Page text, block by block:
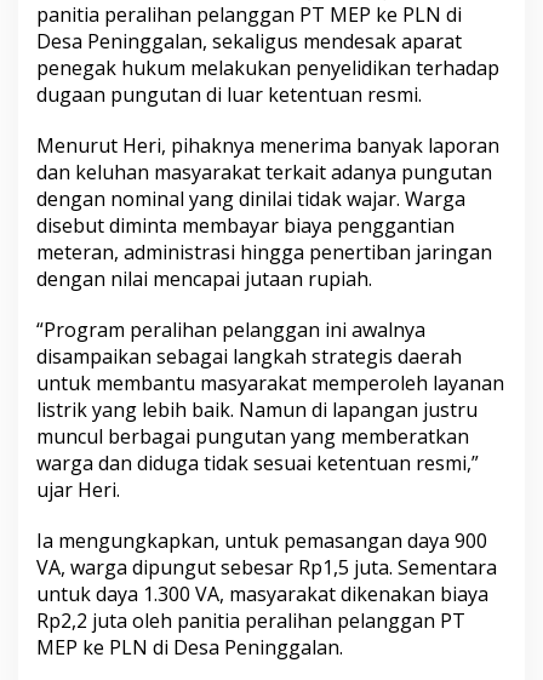
T
M
E
P
k
P
T
P
L
N
d
i
P
e
n
i
n
g
a
l
:
a
r
g
a
panitia peralihan pelanggan PT MEP ke PLN di
Desa Peninggalan, sekaligus mendesak aparat
penegak hukum melakukan penyelidikan terhadap
dugaan pungutan di luar ketentuan resmi.
Menurut Heri, pihaknya menerima banyak laporan
dan keluhan masyarakat terkait adanya pungutan
dengan nominal yang dinilai tidak wajar. Warga
disebut diminta membayar biaya penggantian
meteran, administrasi hingga penertiban jaringan
dengan nilai mencapai jutaan rupiah.
“Program peralihan pelanggan ini awalnya
disampaikan sebagai langkah strategis daerah
untuk membantu masyarakat memperoleh layanan
listrik yang lebih baik. Namun di lapangan justru
muncul berbagai pungutan yang memberatkan
warga dan diduga tidak sesuai ketentuan resmi,”
ujar Heri.
Ia mengungkapkan, untuk pemasangan daya 900
VA, warga dipungut sebesar Rp1,5 juta. Sementara
untuk daya 1.300 VA, masyarakat dikenakan biaya
Rp2,2 juta oleh panitia peralihan pelanggan PT
MEP ke PLN di Desa Peninggalan.